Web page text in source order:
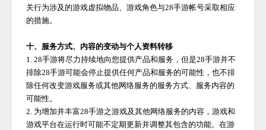
关行为涉及的游戏虚拟物品、游戏角色与28手游帐号采取相应
的措施。
十、服务方式、内容的变动与个人资料转移
1.28手游将尽力持续地向您提供产品和服务，但是28手游并不
排除28手游可能会停止提供任何产品和服务的可能性，也不排
除任何改变游戏服务或其他网络服务的服务方式、服务内容的
可能性。
2. 为增加并丰富28手游之游戏及其他网络服务的内容，游戏和
游戏平台在运行时可能不定期更新并调整其包含的功能。在游